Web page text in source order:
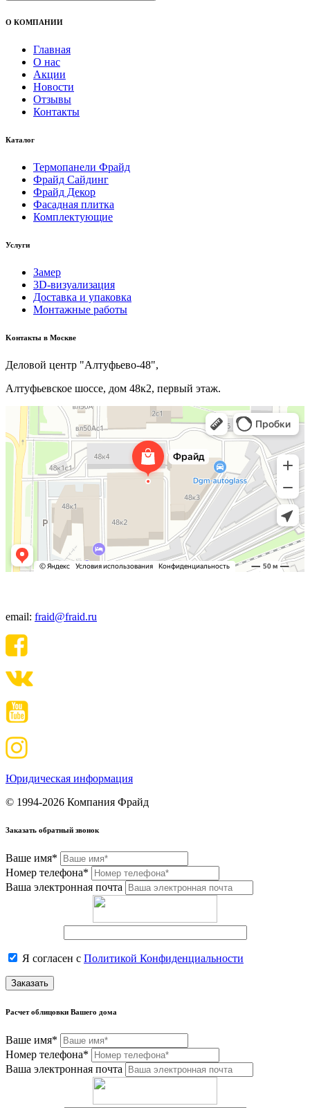
О КОМПАНИИ
Главная
О нас
Акции
Новости
Отзывы
Контакты
Каталог
Термопанели Фрайд
Фрайд Сайдинг
Фрайд Декор
Фасадная плитка
Комплектующие
Услуги
Замер
3D-визуализация
Доставка и упаковка
Монтажные работы
Kонтакты в Москве
Деловой центр "Алтуфьево-48",
Алтуфьевское шоссе, дом 48к2, первый этаж.
email: fraid@fraid.ru
Юридическая информация
© 1994-2026 Компания Фрайд
Заказать обратный звонок
Ваше имя*
Номер телефона*
Ваша электронная почта
Я согласен с Политикой Конфиденциальности
Заказать
Расчет облицовки Вашего дома
Ваше имя*
Номер телефона*
Ваша электронная почта